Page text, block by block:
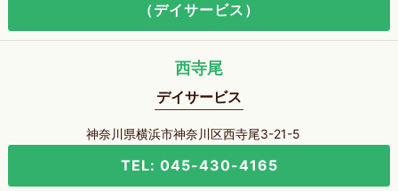
（デイサービス）
西寺尾
デイサービス
神奈川県横浜市神奈川区西寺尾3-21-5
TEL: 045-430-4165